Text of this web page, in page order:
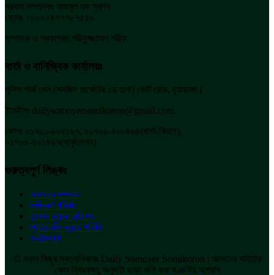
চুয়াডাঙ্গায় জেলা উন্নয়ন সমন্বয় কমিটির সভায়
নিয়োগ বাণিজ্যের পর এবার ২০ লাখ টাকা
প্রধান সম্পাদকঃ নাজমুল হক স্বপন
ফোনঃ +৮৮০২৪৭৭৭৮৭৫৫৬
সম্পাদক ও প্রকাশকঃ শরীফুজ্জামান শরীফ
বার্তা ও বানিজ্যিক কার্যালয়ঃ
পুলিশ পার্ক লেন (মসজিদ মার্কেটের ৩য় তলা) কোর্ট রোড, চুয়াডাঙ্গা।
ইমেইলঃ dailysomoyersomikoron@gmail.com
ফোনঃ ০১৭১১-৯০৯১৯৭, ০১৭০৫-৪০১৪৬৪(বার্তা-বিভাগ),
০১৭০৫-৪০১৪৬৭(সার্কুলেশন)
গুরুত্বপূর্ণ লিঙ্কঃ
আমাদের সম্পর্কে
সমীকরণ পরিবার
ট্রামস অ্যান্ড কন্ডিশন
প্রাইভেসি অ্যান্ড পলিসি
সাইটম্যাপ
© সকল কিছুর স্বত্বাধিকারঃ Daily Somoyer Somikoron | আমাদের সাইটের
কোন বিষয়বস্তু অনুমতি ছাড়া কপি করা দণ্ডনীয় অপরাধ